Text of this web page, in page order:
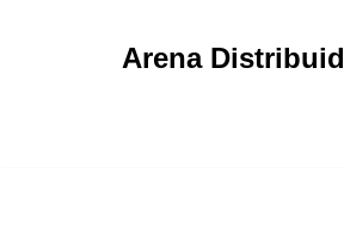
Arena